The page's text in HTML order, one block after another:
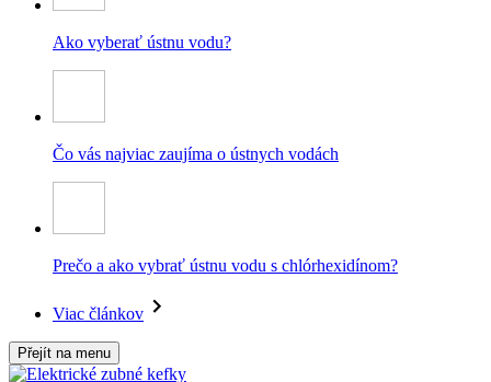
Ako vyberať ústnu vodu?
Čo vás najviac zaujíma o ústnych vodách
Prečo a ako vybrať ústnu vodu s chlórhexidínom?
Viac článkov
Přejít na menu